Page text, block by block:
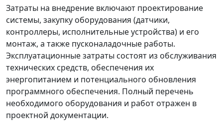
Затраты на внедрение включают проектирование
системы, закупку оборудования (датчики,
контроллеры, исполнительные устройства) и его
монтаж, а также пусконаладочные работы.
Эксплуатационные затраты состоят из обслуживания
технических средств, обеспечения их
энергопитанием и потенциального обновления
программного обеспечения. Полный перечень
необходимого оборудования и работ отражен в
проектной документации.